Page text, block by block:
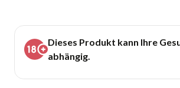
Dieses Produkt kann Ihre
abhängig.